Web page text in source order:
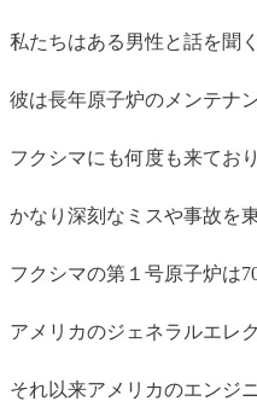
私たちはある男性と話を聞
彼は長年原子炉のメンテナ
フクシマにも何度も来ており
かなり深刻なミスや事故を
フクシマの第１号原子炉は
アメリカのジェネラルエレ
それ以来アメリカのエンジ